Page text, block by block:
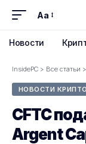
Font
Aa
Новости
InsidePC > Все статьи >
НОВОСТИ
CFTC
Argent